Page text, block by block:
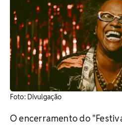
Foto: Divulgação
O encerramento do